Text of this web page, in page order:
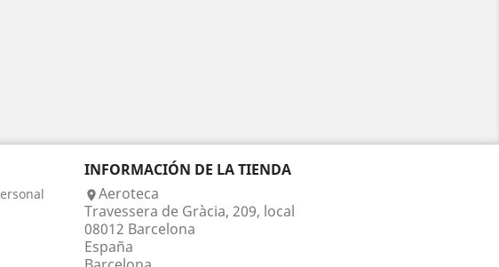
INFORMACIÓN DE LA TIENDA
Aeroteca
Travessera de Gràcia, 209, local
08012 Barcelona
España